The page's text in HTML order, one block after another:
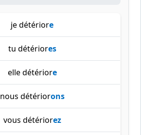
je détériore
tu détériores
elle détériore
nous détériorons
vous détériorez